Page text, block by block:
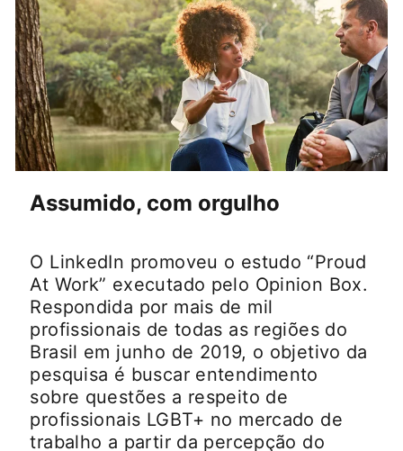
Assumido, com orgulho
O LinkedIn promoveu o estudo “Proud
At Work” executado pelo Opinion Box.
Respondida por mais de mil
profissionais de todas as regiões do
Brasil em junho de 2019, o objetivo da
pesquisa é buscar entendimento
sobre questões a respeito de
profissionais LGBT+ no mercado de
trabalho a partir da percepção do